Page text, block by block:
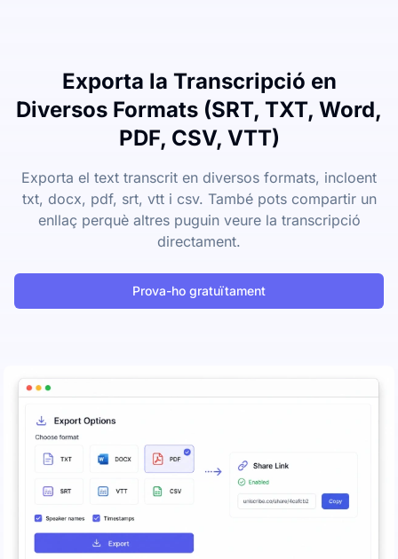
Exporta la Transcripció en
Diversos Formats (SRT, TXT, Word,
PDF, CSV, VTT)
Exporta el text transcrit en diversos formats, incloent
txt, docx, pdf, srt, vtt i csv. També pots compartir un
enllaç perquè altres puguin veure la transcripció
directament.
Prova-ho gratuïtament